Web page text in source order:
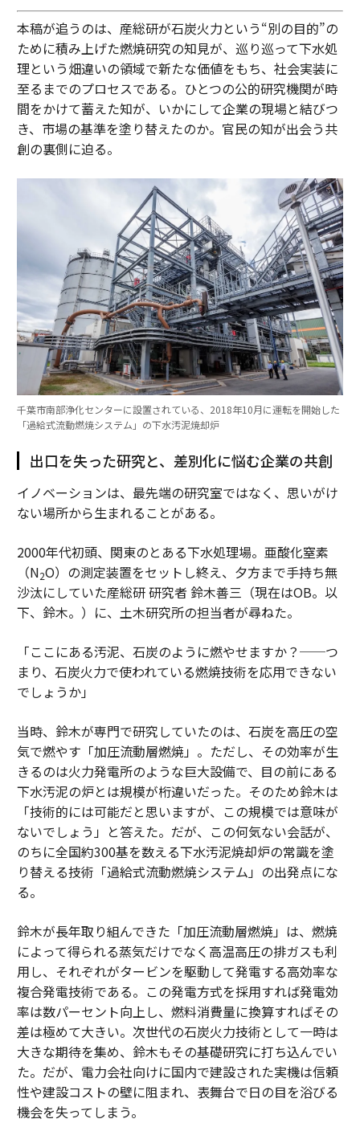
本稿が追うのは、産総研が石炭火力という“別の目的”の
ために積み上げた燃焼研究の知見が、巡り巡って下水処
理という畑違いの領域で新たな価値をもち、社会実装に
至るまでのプロセスである。ひとつの公的研究機関が時
間をかけて蓄えた知が、いかにして企業の現場と結びつ
き、市場の基準を塗り替えたのか。官民の知が出会う共
創の裏側に迫る。
千葉市南部浄化センターに設置されている、2018年10月に運転を開始した
「過給式流動燃焼システム」の下水汚泥焼却炉
出口を失った研究と、差別化に悩む企業の共創
イノベーションは、最先端の研究室ではなく、思いがけ
ない場所から生まれることがある。
2000年代初頭、関東のとある下水処理場。亜酸化窒素
（N2O）の測定装置をセットし終え、夕方まで手持ち無
沙汰にしていた産総研 研究者 鈴木善三（現在はOB。以
下、鈴木。）に、土木研究所の担当者が尋ねた。
「ここにある汚泥、石炭のように燃やせますか？──つ
まり、石炭火力で使われている燃焼技術を応用できない
でしょうか」
当時、鈴木が専門で研究していたのは、石炭を高圧の空
気で燃やす「加圧流動層燃焼」。ただし、その効率が生
きるのは火力発電所のような巨大設備で、目の前にある
下水汚泥の炉とは規模が桁違いだった。そのため鈴木は
「技術的には可能だと思いますが、この規模では意味が
ないでしょう」と答えた。だが、この何気ない会話が、
のちに全国約300基を数える下水汚泥焼却炉の常識を塗
り替える技術「過給式流動燃焼システム」の出発点にな
る。
鈴木が長年取り組んできた「加圧流動層燃焼」は、燃焼
によって得られる蒸気だけでなく高温高圧の排ガスも利
用し、それぞれがタービンを駆動して発電する高効率な
複合発電技術である。この発電方式を採用すれば発電効
率は数パーセント向上し、燃料消費量に換算すればその
差は極めて大きい。次世代の石炭火力技術として一時は
大きな期待を集め、鈴木もその基礎研究に打ち込んでい
た。だが、電力会社向けに国内で建設された実機は信頼
性や建設コストの壁に阻まれ、表舞台で日の目を浴びる
機会を失ってしまう。